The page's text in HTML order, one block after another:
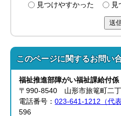
見つけやすかった
見
送
このページに関するお問い
福祉推進部障がい福祉課給付係
〒990-8540 山形市旅篭町二
電話番号：023-641-1212（代表
596